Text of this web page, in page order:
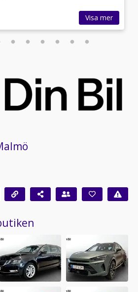
Visa mer